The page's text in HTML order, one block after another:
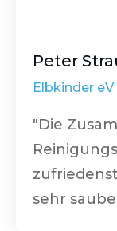
Peter
Elbkinder eV
"Die
sehr